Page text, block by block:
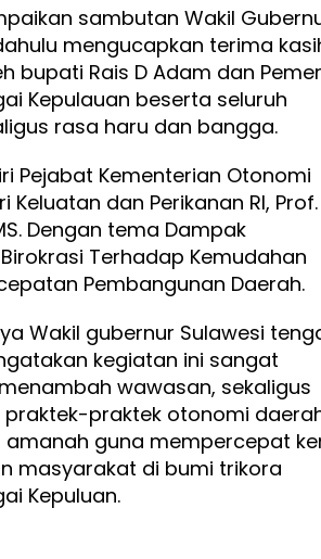
sambutan Wakil
mengucapkan terima
bupati Rais D Adam dan
Kepulauan beserta seluruh
rasa haru dan bangga.
Pejabat Kementerian Otonomi
Keluatan dan Perikanan RI, Prof.
Dengan tema Dampak
Terhadap Kemudahan
Pembangunan Daerah.
Wakil gubernur Sulawesi
kegiatan ini sangat
wawasan, sekaligus
praktek otonomi
amanah guna mempercepat
masyarakat di bumi trikora
Kepuluan.